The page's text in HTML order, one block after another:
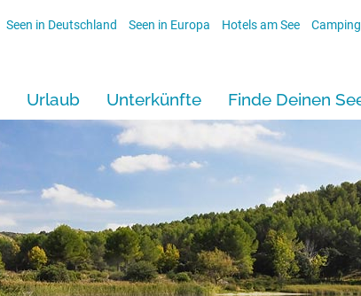
Seen in Deutschland Seen in Europa Hotels am See
Urlaub Unterkünfte Finde Deinen